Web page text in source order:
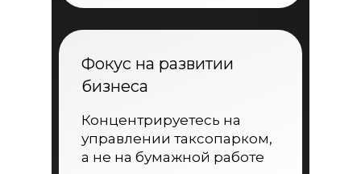
Концентрируетесь на
управлении таксопарком,
а не на бумажной работе
Фокус на развитии
бизнеса